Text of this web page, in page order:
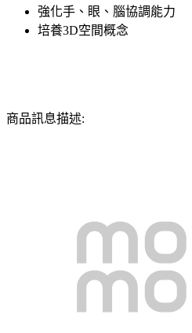
強化手、眼、腦協調能力
培養3D空間概念
商品訊息描述: